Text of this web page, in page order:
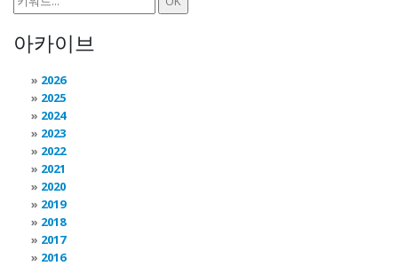
아카이브
2026
2025
2024
2023
2022
2021
2020
2019
2018
2017
2016